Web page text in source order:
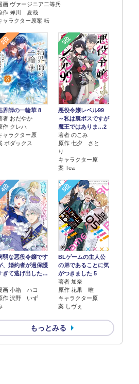
画 ヴァージニア二等兵
作 蝉川 夏哉
ャラクター原案 転
位
界師の一輪華 8
者 おだやか
作 クレハ
ャラクター原
ボダックス
3位
悪役令嬢レベル99
～私は裏ボスですが
魔王ではありま…2
著者 のこみ
原作 七夕 さと
り
キャラクター原
案 Tea
位
弱な悪役令嬢です
、婚約者が過保護
ぎて逃げ出した…
画 小箱 ハコ
作 沢野 いず
5位
BLゲームの主人公
の弟であることに気
がつきました 5
著者 加奈
原作 花果 唯
キャラクター原
案 しヴぇ
もっとみる